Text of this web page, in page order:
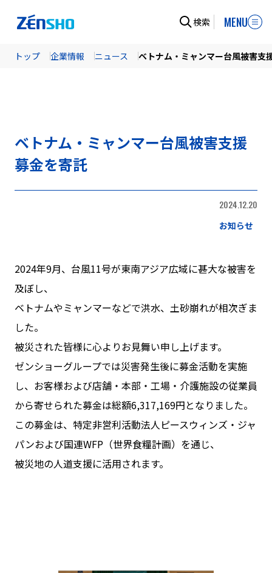
検索 MENU
トップ 企業情報 ニュース ベトナム・ミャンマー台風被害支
ベトナム・ミャンマー台風被害支援
募金を寄託
2024.12.20
お知らせ
2024年9月、台風11号が東南アジア広域に甚大な被害を
及ぼし、
ベトナムやミャンマーなどで洪水、土砂崩れが相次ぎま
した。
被災された皆様に心よりお見舞い申し上げます。
ゼンショーグループでは災害発生後に募金活動を実施
し、お客様および店舗・本部・工場・介護施設の従業員
から寄せられた募金は総額6,317,169円となりました。
この募金は、特定非営利活動法人ピースウィンズ・ジャ
パンおよび国連WFP（世界食糧計画）を通じ、
被災地の人道支援に活用されます。